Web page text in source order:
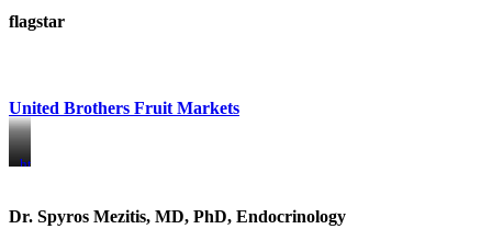
flagstar
United Brothers Fruit Markets
https://www.unitedbrothersfruitmarkets.com/
https://www.unitedbrothersfruitmarkets.com/
Dr. Spyros Mezitis, MD, PhD, Endocrinology